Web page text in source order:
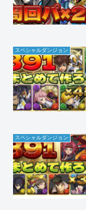
スペシャルダンジョン
スペシャルダンジョン